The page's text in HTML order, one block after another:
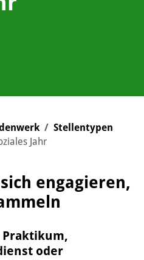
Stellentypen
Jahr
engagieren,
oder